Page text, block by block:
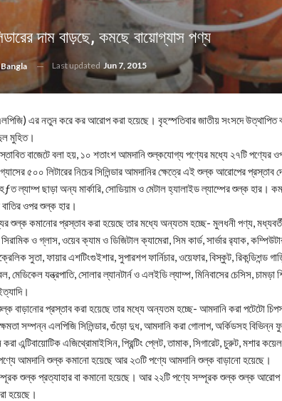
দাম বাড়ছে, কমছে বায়োগ্যাস পণ্য
Last updated Jun 7, 2015
এর নতুন করে কর আরোপ করা হয়েছে। বৃহস্পতিবার জাতীয় সংসদে উত্থাপিত
মুহিত।
বাজেটে বলা হয়, ১০ শতাংশ আমদানি শুল্কযোগ্য পণ্যের মধ্যে ২৭টি পণ্যের
৫০০ লিটারের নিচের সিলিন্ডার আমদানির ক্ষেত্রে এই শুল্ক আরোপের প্রস্তাব
ল্যাম্প ছাড়া অন্য মার্কারি, সোডিয়াম ও মেটাল হ্যালাইড ল্যাম্পের শুল্ক
বাতির ওপর শুল্ক হার।
শুল্ক কমানোর প্রস্তাব করা হয়েছে তার মধ্যে অন্যতম হচ্ছে- মুলধনী পণ্য,
ও গ্লাস, ওয়েব ক্যাম ও ডিজিটাল ক্যামেরা, সিম কার্ড, সার্ভার র‌্যাক,
সুতা, ফায়ার এশটিংগুইশার, সুপারশপ ফার্নিচার, ওয়েফার, বিস্কুট, রিকন্ডিশন্ড
মেডিকেল যন্ত্রপাতি, সোলার ল্যানটার্ন ও এলইডি ল্যাম্প, মিনিবাসের চেসিস,
বাড়ানোর প্রস্তাব করা হয়েছে তার মধ্যে অন্যতম হচ্ছে- আমদানি করা পটেটো
ক্ষমতা সম্পন্ন এলপিজি সিলিন্ডার, গুঁড়ো দুধ, আমদানি করা গোলাপ, অর্কিডসহ বিভিন্ন
এন্টিবায়োটিক এজিথ্রোমাইসিন, প্রিন্টিং প্লেট, তামাক, সিগারেট, চুরুট, মশার
পণ্যে আমদানি শুল্ক কমানো হয়েছে আর ২৩টি পণ্যে আমদানি শুল্ক বাড়ানো হয়েছে।
শুল্ক প্রত্যাহার বা কমানো হয়েছে। আর ২২টি পণ্যে সম্পূরক শুল্ক শুল্ক আরোপ বা
হয়েছে।